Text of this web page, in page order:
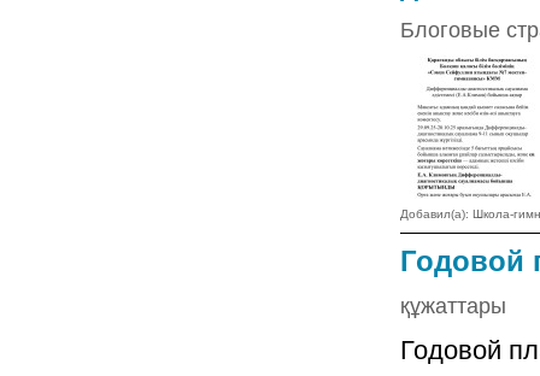
Блоговые
Добавил(а): Школа-
Годовой
құжаттары
Годовой